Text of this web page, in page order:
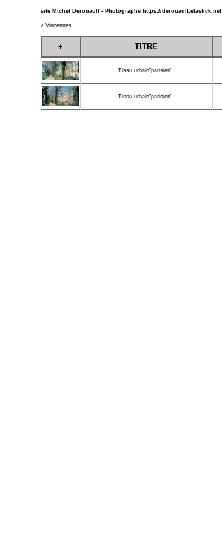
site Michel Derouault - Photographe https://derouault.elastick.net
>Vincennes
+ TITRE
Tissu urbain"parisien".
Tissu urbain"parisien".